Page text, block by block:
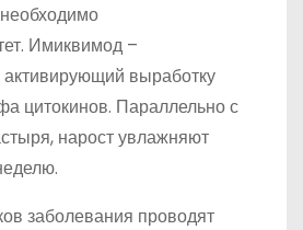
Имиквимод –
выработку
цитокинов. Параллельно с
нарост увлажняют
заболевания проводят